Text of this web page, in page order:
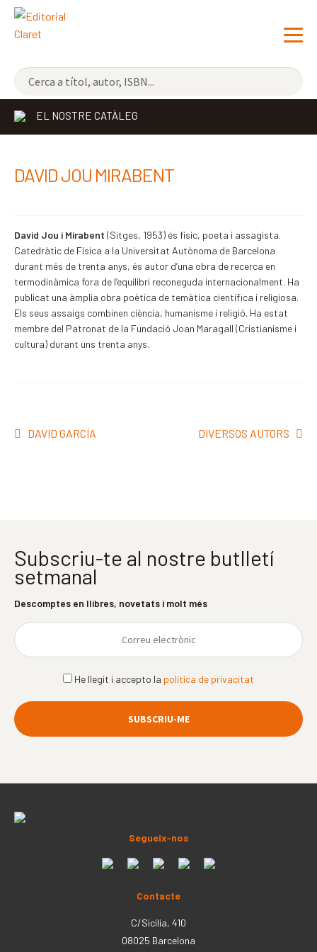
NOVETATS
ELS MÉS VENUTS
CONTACTE
EL NOSTRE CATÀLEG
DAVID JOU MIRABENT
David Jou i Mirabent (Sitges, 1953) és físic, poeta i assagista.
Catedràtic de Física a la Universitat Autònoma de Barcelona
durant més de trenta anys, és autor d’una obra de recerca en
termodinàmica fora de l’equilibri reconeguda internacionalment. Ha
publicat una àmplia obra poètica de temàtica científica i religiosa.
Els seus assaigs combinen ciència, humanisme i religió. Ha estat
membre del Patronat de la Fundació Joan Maragall (Cristianisme i
cultura) durant uns trenta anys.
Navegació
Entrada
DAVID GARCÍA
Pròxima
DIVERSOS AUTORS
Subscriu-te al nostre butlletí
setmanal
Descomptes en llibres, novetats i molt més
He llegit i accepto la política de privacitat
Segueix-nos
Contacte
C/Sicília, 410
08025 Barcelona